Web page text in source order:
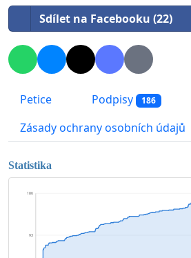
Sdílet na Facebooku (22)
Petice Podpisy 186
Zásady ochrany osobních údajů
Statistika
93
186